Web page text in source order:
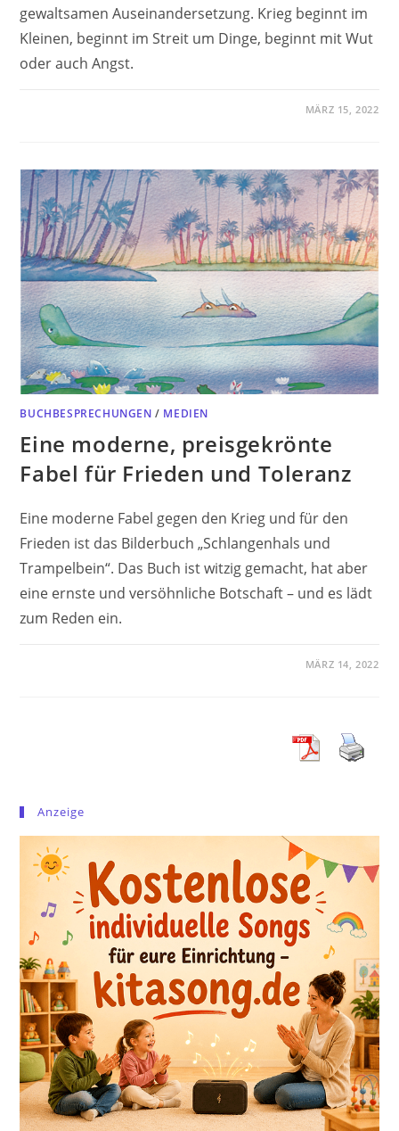
gewaltsamen Auseinandersetzung. Krieg beginnt im
Kleinen, beginnt im Streit um Dinge, beginnt mit Wut
oder auch Angst.
MÄRZ 15, 2022
BUCHBESPRECHUNGEN / MEDIEN
Eine moderne, preisgekrönte
Fabel für Frieden und Toleranz
Eine moderne Fabel gegen den Krieg und für den
Frieden ist das Bilderbuch „Schlangenhals und
Trampelbein“. Das Buch ist witzig gemacht, hat aber
eine ernste und versöhnliche Botschaft – und es lädt
zum Reden ein.
MÄRZ 14, 2022
Anzeige